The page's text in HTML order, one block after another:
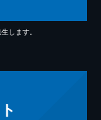
します。